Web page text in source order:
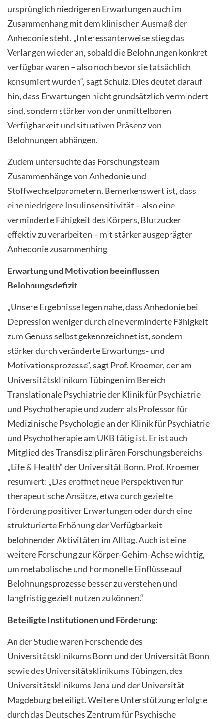
ursprünglich niedrigeren Erwartungen auch im
Zusammenhang mit dem klinischen Ausmaß der
Anhedonie steht. „Interessanterweise stieg das
Verlangen wieder an, sobald die Belohnungen konkret
verfügbar waren – also noch bevor sie tatsächlich
konsumiert wurden“, sagt Schulz. Dies deutet darauf
hin, dass Erwartungen nicht grundsätzlich vermindert
sind, sondern stärker von der unmittelbaren
Verfügbarkeit und situativen Präsenz von
Belohnungen abhängen.
Zudem untersuchte das Forschungsteam
Zusammenhänge von Anhedonie und
Stoffwechselparametern. Bemerkenswert ist, dass
eine niedrigere Insulinsensitivität – also eine
verminderte Fähigkeit des Körpers, Blutzucker
effektiv zu verarbeiten – mit stärker ausgeprägter
Anhedonie zusammenhing.
Erwartung und Motivation beeinflussen
Belohnungsdefizit
„Unsere Ergebnisse legen nahe, dass Anhedonie bei
Depression weniger durch eine verminderte Fähigkeit
zum Genuss selbst gekennzeichnet ist, sondern
stärker durch veränderte Erwartungs- und
Motivationsprozesse“, sagt Prof. Kroemer, der am
Universitätsklinikum Tübingen im Bereich
Translationale Psychiatrie der Klinik für Psychiatrie
und Psychotherapie und zudem als Professor für
Medizinische Psychologie an der Klinik für Psychiatrie
und Psychotherapie am UKB tätig ist. Er ist auch
Mitglied des Transdisziplinären Forschungsbereichs
„Life & Health“ der Universität Bonn. Prof. Kroemer
resümiert: „Das eröffnet neue Perspektiven für
therapeutische Ansätze, etwa durch gezielte
Förderung positiver Erwartungen oder durch eine
strukturierte Erhöhung der Verfügbarkeit
belohnender Aktivitäten im Alltag. Auch ist eine
weitere Forschung zur Körper-Gehirn-Achse wichtig,
um metabolische und hormonelle Einflüsse auf
Belohnungsprozesse besser zu verstehen und
langfristig gezielt nutzen zu können.“
Beteiligte Institutionen und Förderung:
An der Studie waren Forschende des
Universitätsklinikums Bonn und der Universität Bonn
sowie des Universitätsklinikums Tübingen, des
Universitätsklinikums Jena und der Universität
Magdeburg beteiligt. Weitere Unterstützung erfolgte
durch das Deutsches Zentrum für Psychische